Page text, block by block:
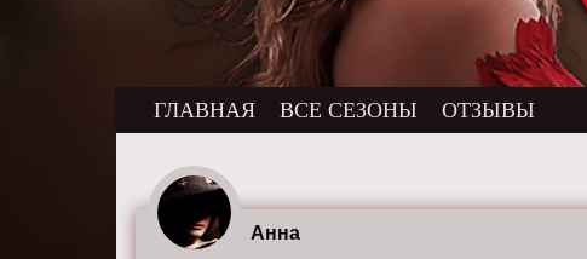
ГЛАВНАЯ ВСЕ СЕЗОНЫ ОТЗЫВЫ
Анна